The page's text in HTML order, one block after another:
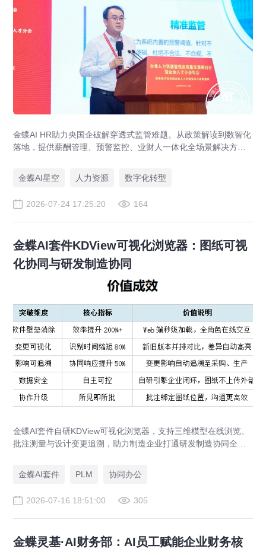
金蝶AI HR助力央国企破解穿透式监管难题。从政策解读到数智化
落地，提供薪酬管理、预警监控、业财人一体化全场景解决方
金蝶AI星空
人力资源 数字化转型
2026-07-24 17:25:20 164
金蝶AI套件KDView可视化浏览器：图纸可视
化协同与研发制造协同
金蝶AI套件自研KDView可视化浏览器，支持三维模型在线浏览、
批注测量与设计变更追溯，助力制造企业打通研发制造协同全链
金蝶AI套件
PLM 协同办公
2026-07-16 18:51:00 305
金蝶灵基·AI财务部：AI员工赋能企业财务核